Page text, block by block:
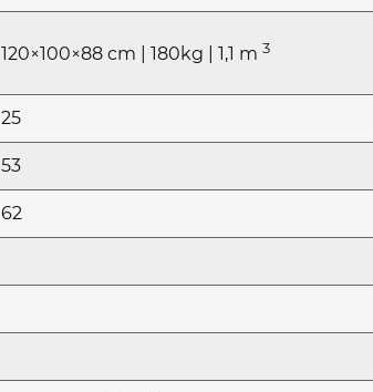
120×100×88 cm | 180kg | 1,1 m 3
25
53
62